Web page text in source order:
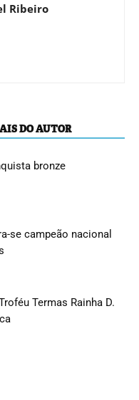
Ribeiro
DO AUTOR
bronze
se campeão nacional
Termas Rainha D.